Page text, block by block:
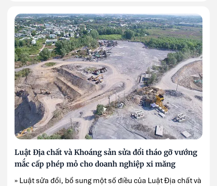
Luật Địa chất và Khoáng sản sửa đổi tháo gỡ vướng
mắc cấp phép mỏ cho doanh nghiệp xi măng
» Luật sửa đổi, bổ sung một số điều của Luật Địa chất và